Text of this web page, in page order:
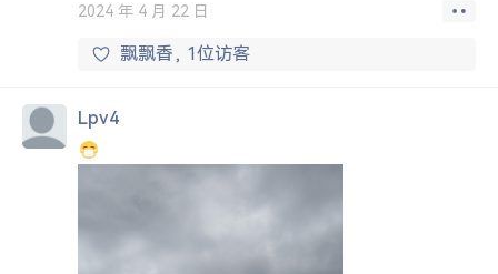
2024 年 4 月 22 日
飘飘香 1位访客
Lpv4